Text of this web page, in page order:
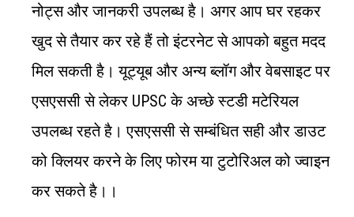
नोट्स और जानकरी उपलब्ध है। अगर आप घर रहकर
खुद से तैयार कर रहे हैं तो इंटरनेट से आपको बहुत मदद
मिल सकती है। यूट्यूब और अन्य ब्लॉग और वेबसाइट पर
एसएससी से लेकर UPSC के अच्छे स्टडी मटेरियल
उपलब्ध रहते है। एसएससी से सम्बंधित सही और डाउट
को क्लियर करने के लिए फोरम या टुटोरिअल को ज्वाइन
कर सकते है।।